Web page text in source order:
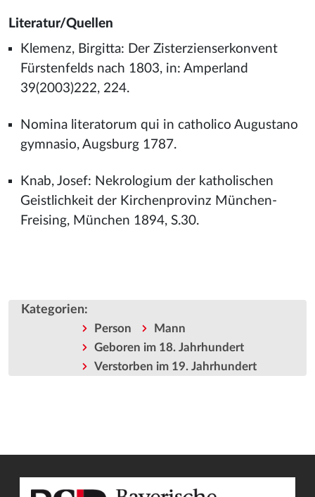
Literatur/Quellen
Klemenz, Birgitta: Der Zisterzienserkonvent
Fürstenfelds nach 1803, in: Amperland
39(2003)222, 224.
Nomina literatorum qui in catholico Augustano
gymnasio, Augsburg 1787.
Knab, Josef: Nekrologium der katholischen
Geistlichkeit der Kirchenprovinz München-
Freising, München 1894, S.30.
Kategorien:
Person
Mann
Geboren im 18. Jahrhundert
Verstorben im 19. Jahrhundert